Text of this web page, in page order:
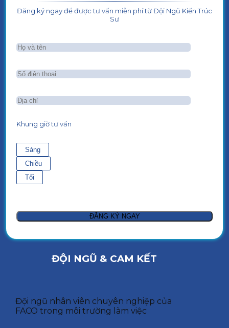
Đăng ký ngay để được tư vấn miễn phí từ Đội Ngũ Kiến Trúc
Sư
Khung giờ tư vấn
Sáng
Chiều
Tối
ĐỘI NGŨ & CAM KẾT
Đội ngũ nhân viên chuyên nghiệp của
FACO trong môi trường làm việc